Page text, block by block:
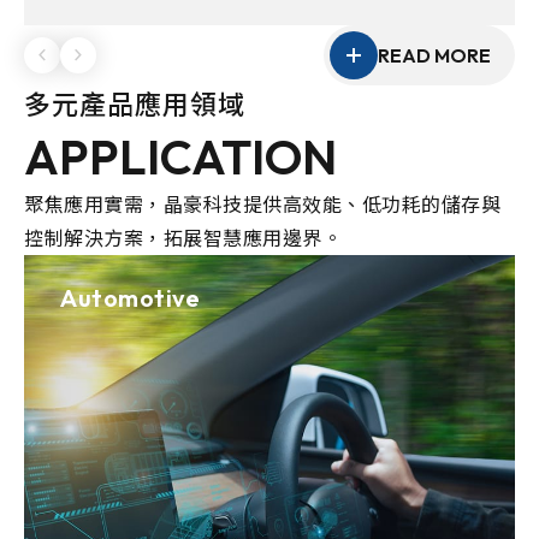
READ MORE
多元產品應用領域
APPLICATION
聚焦應用實需，晶豪科技提供高效能、低功耗的儲存與
控制解決方案，拓展智慧應用邊界。
Automotive